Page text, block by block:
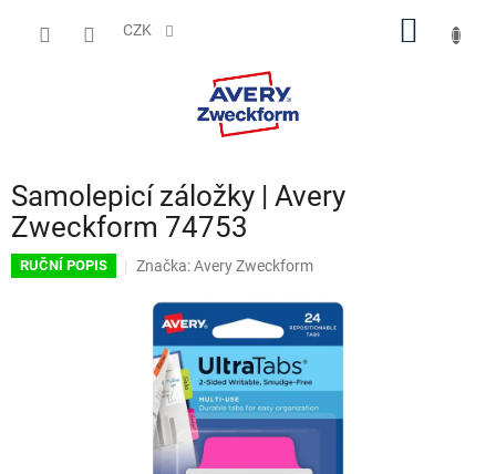
CZK
Samolepicí záložky | Avery
Zweckform 74753
RUČNÍ POPIS Značka:Avery Zweckform